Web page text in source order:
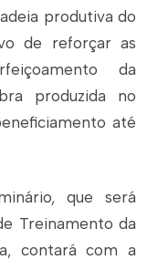
produtiva do
de reforçar as
da
produzida no
até
que será
Treinamento da
contará com a